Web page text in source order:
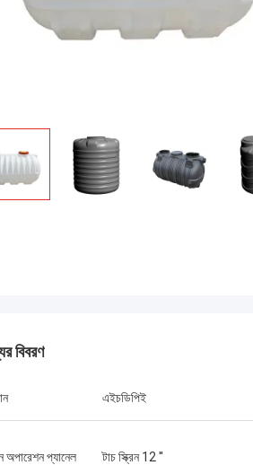
বিবরণ
এইচডিপিই
অপারেশন প্যানেল টাচ স্ক্রিন 12 ''